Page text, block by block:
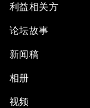
利益相关方
论坛故事
新闻稿
相册
视频